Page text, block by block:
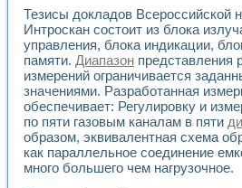
Система статистической
Автоматизация лазерно-
Модельно-измерительный
Использование
Учебный практикум
Учебный стенд для
Оборудование и
Виртуальный
Управление роботом ТУР-
Аппаратно-программный
Тезисы докладов Всероссийской
Интроскан состоит из блока
управления, блока индикации,
памяти. Диапазон представления
измерений ограничивается
значениями. Разработанная
обеспечивает: Регулировку и
по пяти газовым каналам в пяти
образом, эквивалентная схема
как параллельное соединение
много большего чем нагрузочное.